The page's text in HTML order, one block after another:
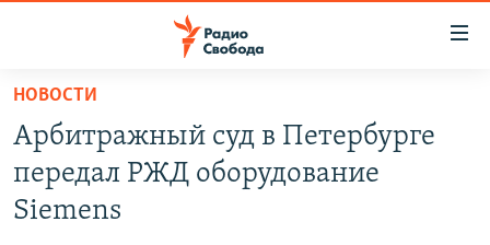
упрощенного
доступа
основному
ПРОГРАММЫ
ПОДКАСТЫ
АВТОРСКИЕ ПРОЕКТЫ
НОВОСТИ
Арбитражный суд в Петербурге
передал РЖД оборудование
Siemens